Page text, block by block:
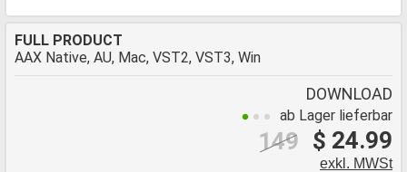
FULL PRODUCT
AAX Native, AU, Mac, VST2, VST3, Win
DOWNLOAD
ab Lager lieferbar
$ 24.99
149
exkl. MWSt